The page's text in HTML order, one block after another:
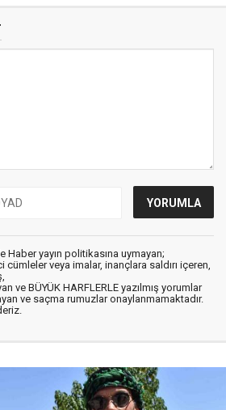
Haber yayın politikasına uymayan;
veya imalar, inançlara saldırı içeren,
ve BÜYÜK HARFLERLE yazılmış yorumlar
ve saçma rumuzlar onaylanmamaktadır.